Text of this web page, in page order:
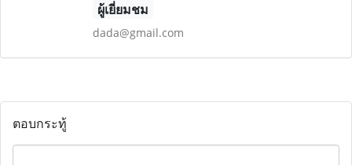
ผู้เยี่ยมชม
dada@gmail.com
ตอบกระทู้